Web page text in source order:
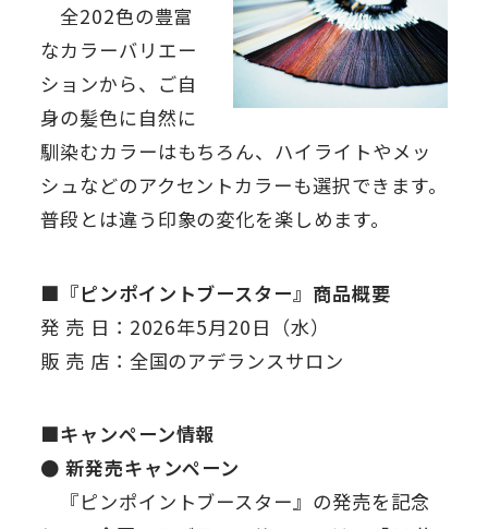
全202色の豊富
なカラーバリエー
ションから、ご自
身の髪色に自然に
馴染むカラーはもちろん、ハイライトやメッ
シュなどのアクセントカラーも選択できます。
普段とは違う印象の変化を楽しめます。
■『ピンポイントブースター』商品概要
発 売 日：2026年5月20日（水）
販 売 店：全国のアデランスサロン
■キャンペーン情報
● 新発売キャンペーン
『ピンポイントブースター』の発売を記念